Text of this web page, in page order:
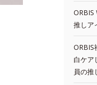
ORBIS
推しア
ORBIS
白ケア
員の推